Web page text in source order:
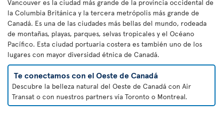
Vancouver es la ciudad más grande de la provincia occidental de
la Columbia Británica y la tercera metrópolis más grande de
Canadá. Es una de las ciudades más bellas del mundo, rodeada
de montañas, playas, parques, selvas tropicales y el Océano
Pacífico. Esta ciudad portuaria costera es también uno de los
lugares con mayor diversidad étnica de Canadá.
Te conectamos con el Oeste de Canadá
Descubre la belleza natural del Oeste de Canadá con Air
Transat o con nuestros partners vía Toronto o Montreal.